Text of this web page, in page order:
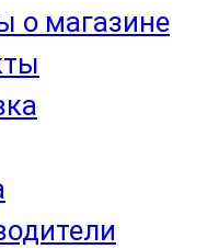
о магазине